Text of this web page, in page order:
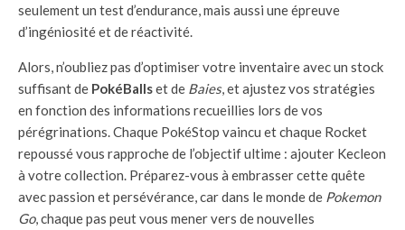
seulement un test d’endurance, mais aussi une épreuve
d’ingéniosité et de réactivité.
Alors, n’oubliez pas d’optimiser votre inventaire avec un stock
suffisant de PokéBallset de Baies, et ajustez vos stratégies
en fonction des informations recueillies lors de vos
pérégrinations. Chaque PokéStop vaincu et chaque Rocket
repoussé vous rapproche de l’objectif ultime : ajouter Kecleon
à votre collection. Préparez-vous à embrasser cette quête
avec passion et persévérance, car dans le monde de Pokemon
Go, chaque pas peut vous mener vers de nouvelles